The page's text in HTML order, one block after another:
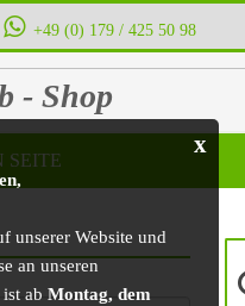
+49 (0) 179 / 425 50 98
- Shop
x
unserer Website und
an unseren
ist abMontag, dem
SEITE